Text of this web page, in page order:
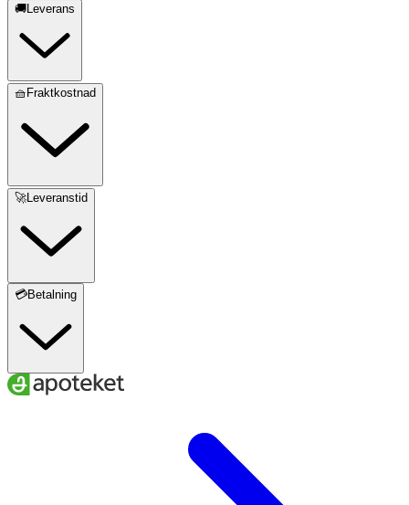
🚚Leverans
🧺Fraktkostnad
🚀Leveranstid
💳Betalning